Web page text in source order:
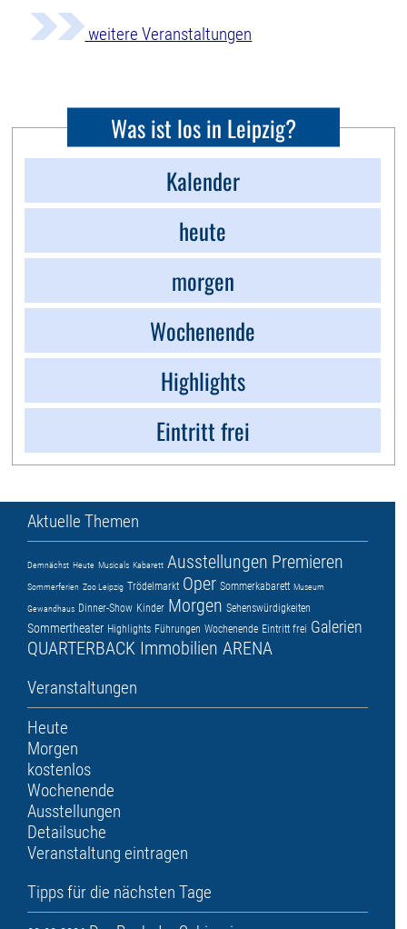
weitere Veranstaltungen
Was ist los in Leipzig?
Kalender
heute
morgen
Wochenende
Highlights
Eintritt frei
Aktuelle Themen
Demnächst Heute Musicals Kabarett Ausstellungen Premieren
Sommerferien Zoo Leipzig Trödelmarkt Oper Sommerkabarett Museum
Gewandhaus Dinner-Show Kinder Morgen Sehenswürdigkeiten
Sommertheater Highlights Führungen Wochenende Eintritt frei Galerien
QUARTERBACK Immobilien ARENA
Veranstaltungen
Heute
Morgen
kostenlos
Wochenende
Ausstellungen
Detailsuche
Veranstaltung eintragen
Tipps für die nächsten Tage